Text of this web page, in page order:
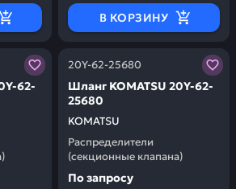
В КОРЗИНУ
62-
у нас, вы получаете гарантию
20Y-62-25680
KOMATSU
Шланг KOMATSU 20Y-62-
25680
Распределители
(секционные клапана)
Заказывая запчасти у
По запросу